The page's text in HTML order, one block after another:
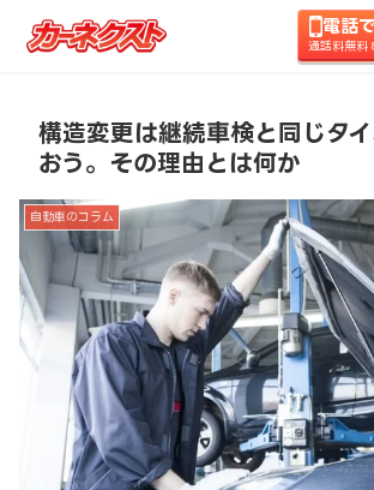
電話
通話料無
ホーム コラムTOP 自動車のコラ
構造変更は継続車検と同じタ
おう。その理由とは何か
自動車のコラム